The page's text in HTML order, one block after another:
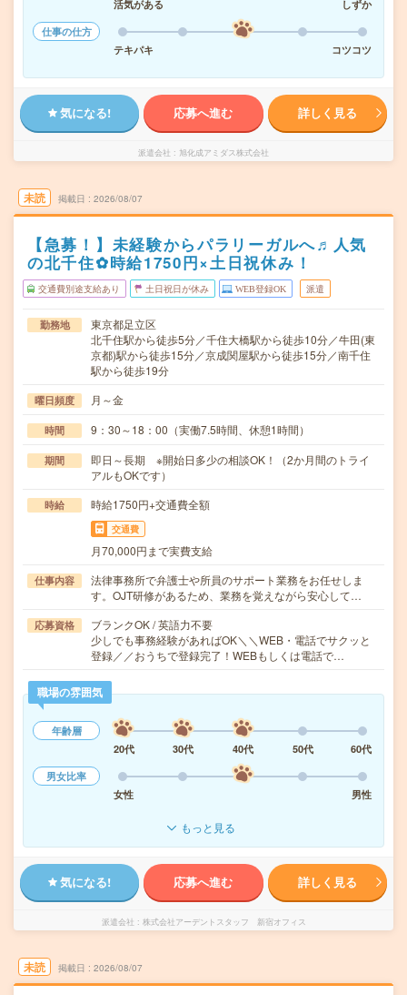
活気がある
しずか
仕事の仕方
テキパキ
コツコツ
気になる! 応募へ進む 詳しく見る
派遣会社 旭化成アミダス株式会社
未読 掲載日 2026/08/07
【急募！】未経験からパラリーガルへ♬人気
の北千住✿時給1750円×土日祝休み！
交通費別途支給あり 土日祝日が休み WEB登録OK 派遣
勤務地
東京都足立区
北千住駅から徒歩5分／千住大橋駅から徒歩10分／牛田(東
京都)駅から徒歩15分／京成関屋駅から徒歩15分／南千住
駅から徒歩19分
曜日頻度 月～金
時間 9：30～18：00（実働7.5時間、休憩1時間）
期間
即日～長期 ※開始日多少の相談OK！（2か月間のトライ
アルもOKです）
時給 時給1750円+交通費全額
交通費
月70,000円まで実費支給
仕事内容
法律事務所で弁護士や所員のサポート業務をお任せしま
す。OJT研修があるため、業務を覚えながら安心して…
応募資格
ブランクOK / 英語力不要
少しでも事務経験があればOK＼＼WEB・電話でサクッと
登録／／おうちで登録完了！WEBもしくは電話で…
職場の雰囲気
年齢層
20代
30代 40代 50代
60代
男女比率
女性
男性
もっと見る
気になる! 応募へ進む 詳しく見る
派遣会社 株式会社アーデントスタッフ 新宿オフィス
未読 掲載日 2026/08/07